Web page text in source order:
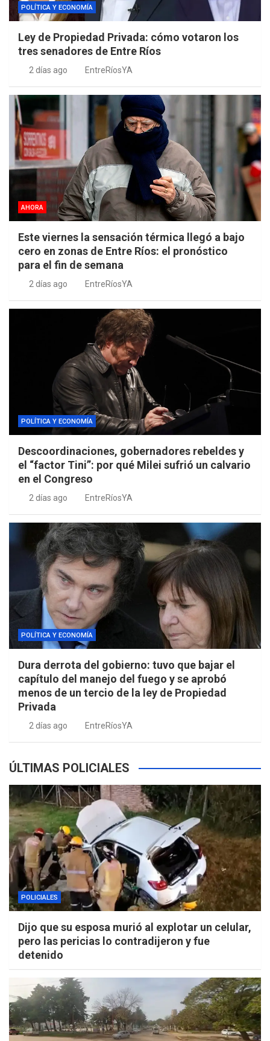
POLÍTICA Y ECONOMÍA
Ley de Propiedad Privada: cómo votaron los
tres senadores de Entre Ríos
2 días ago EntreRíosYA
AHORA
Este viernes la sensación térmica llegó a bajo
cero en zonas de Entre Ríos: el pronóstico
para el fin de semana
2 días ago EntreRíosYA
POLÍTICA Y ECONOMÍA
Descoordinaciones, gobernadores rebeldes y
el “factor Tini”: por qué Milei sufrió un calvario
en el Congreso
2 días ago EntreRíosYA
POLÍTICA Y ECONOMÍA
Dura derrota del gobierno: tuvo que bajar el
capítulo del manejo del fuego y se aprobó
menos de un tercio de la ley de Propiedad
Privada
2 días ago EntreRíosYA
ÚLTIMAS POLICIALES
POLICIALES
Dijo que su esposa murió al explotar un celular,
pero las pericias lo contradijeron y fue
detenido